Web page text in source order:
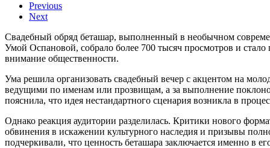
Previous
Next
Свадебный обряд беташар, выполненный в необычном
Умой Оспановой, собрало более 700 тысяч просмотров и
внимание общественности.
Ума решила организовать свадебный вечер с акцентом на
ведущими по именам или прозвищам, а за выполнение
пояснила, что идея нестандартного сценария возникла в
Однако реакция аудитории разделилась. Критики нового
обвинения в искажении культурного наследия и призывы
подчеркивали, что ценность беташара заключается именно в